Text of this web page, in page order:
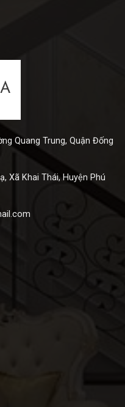
Quang Trung, Quận Đống
Xã Khai Thái, Huyện Phú